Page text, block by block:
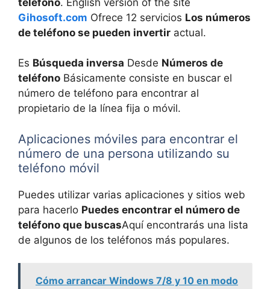
Gihosoft.com Ofrece 12 servicios Los números
de teléfono se pueden invertir actual.
Es Búsqueda inversa Desde Números de
teléfono Básicamente consiste en buscar el
número de teléfono para encontrar al
propietario de la línea fija o móvil.
Aplicaciones móviles para encontrar el
número de una persona utilizando su
teléfono móvil
Puedes utilizar varias aplicaciones y sitios web
para hacerlo Puedes encontrar el número de
teléfono que buscasAquí encontrarás una lista
de algunos de los teléfonos más populares.
Cómo arrancar Windows 7/8 y 10 en modo